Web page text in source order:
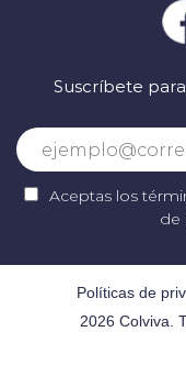
Suscríbete
Aceptas los
de
Políticas de
2026 Colviva.